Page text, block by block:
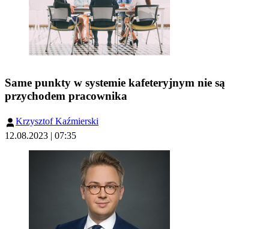
Same punkty w systemie kafeteryjnym nie są
przychodem pracownika
Krzysztof Kaźmierski
12.08.2023 | 07:35